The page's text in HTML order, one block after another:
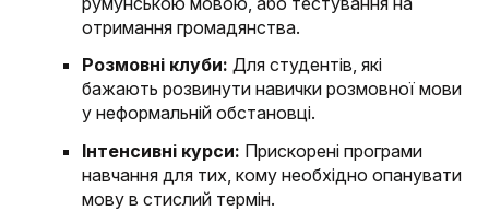
отримання громадянства.
Розмовні клуби: Для студентів, які
бажають розвинути навички розмовної мови
у неформальній обстановці.
Інтенсивні курси: Прискорені програми
навчання для тих, кому необхідно опанувати
мову в стислий термін.